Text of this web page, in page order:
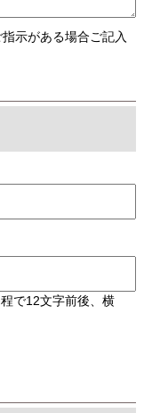
示がある場合ご記入
で12文字前後、横